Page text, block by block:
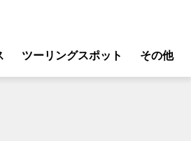
ツーリングスポット その他